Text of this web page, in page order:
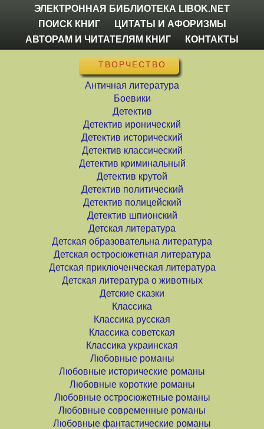
ЭЛЕКТРОННАЯ БИБЛИОТЕКА LIBOK.NET
ПОИСК КНИГ
ЦИТАТЫ И АФОРИЗМЫ
АВТОРАМ И ЧИТАТЕЛЯМ КНИГ
КОНТАКТЫ
ТВОРЧЕСТВО
Античная литература
Боевики
Детектив
Детектив иронический
Детектив исторический
Детектив классический
Детектив криминальный
Детектив крутой
Детектив политический
Детектив полицейский
Детектив шпионский
Детская литература
Детская образовательна литература
Детская остросюжетная литература
Детская приключенческая литература
Детская литература о животных
Детские сказки
Классика
Классика русская
Классика советская
Классика украинская
Любовные романы
Любовные исторические романы
Любовные короткие романы
Любовные остросюжетные романы
Любовные современные романы
Любовные фантастические романы